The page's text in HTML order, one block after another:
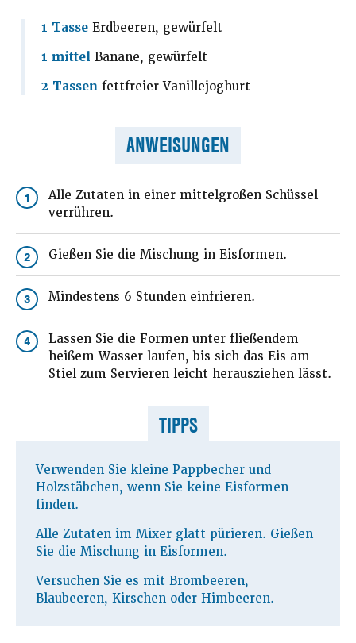
1 Tasse Erdbeeren, gewürfelt
1 mittel Banane, gewürfelt
2 Tassen fettfreier Vanillejoghurt
ANWEISUNGEN
1
Alle Zutaten in einer mittelgroßen Schüssel
verrühren.
2 Gießen Sie die Mischung in Eisformen.
3 Mindestens 6 Stunden einfrieren.
4
Lassen Sie die Formen unter fließendem
heißem Wasser laufen, bis sich das Eis am
Stiel zum Servieren leicht herausziehen lässt.
TIPPS
Verwenden Sie kleine Pappbecher und
Holzstäbchen, wenn Sie keine Eisformen
finden.
Alle Zutaten im Mixer glatt pürieren. Gießen
Sie die Mischung in Eisformen.
Versuchen Sie es mit Brombeeren,
Blaubeeren, Kirschen oder Himbeeren.